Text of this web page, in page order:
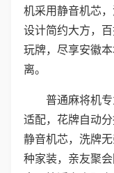
机采用静音机芯
设计简约大方，
玩牌，尽享安徽
离。
普通麻将机
适配，花牌自动
静音机芯，洗牌
种家装，亲友聚